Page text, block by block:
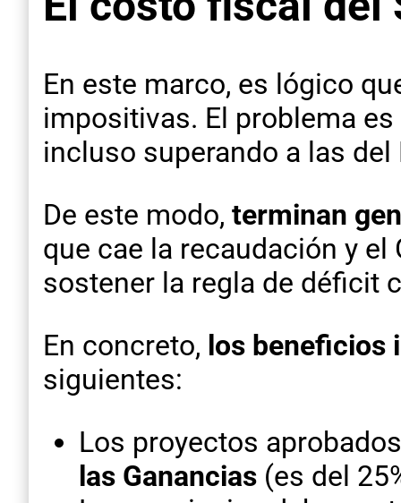
En este marco, es lógico
impositivas. El problema
incluso superando a las del
De este modo, terminan
que cae la recaudación y
sostener la regla de déficit
En concreto, los beneficios
siguientes:
Los proyectos
las Ganancias (es del